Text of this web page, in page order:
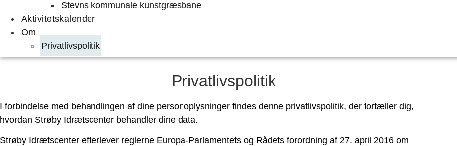
Stevns kommunale kunstgræsbane
Aktivitetskalender
Om
Privatlivspolitik
Privatlivspolitik
I forbindelse med behandlingen af dine personoplysninger findes denne privatlivspolitik, der fortæller dig,
hvordan Strøby Idrætscenter behandler dine data.
Strøby Idrætscenter efterlever reglerne Europa-Parlamentets og Rådets forordning af 27. april 2016 om